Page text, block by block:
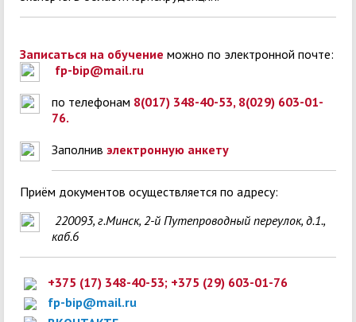
Записаться на обучение можно по электронной почте:
fp-bip@mail.ru
по телефонам 8(017) 348-40-53, 8(029) 603-01-
76.
Заполнив электронную анкету
Приём документов осуществляется по адресу:
220093, г.Минск, 2-й Путепроводный переулок, д.1.,
каб.6
+375 (17) 348-40-53; +375 (29) 603-01-76
fp-bip@mail.ru